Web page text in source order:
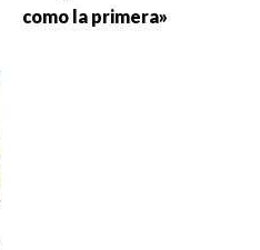
como la primera»